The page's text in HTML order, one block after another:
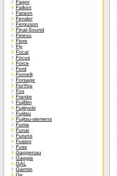
Fagor
Falkon
Faraon
Fender
Ferguson
Final-Sound
Finevu
Fiore
Fly
Focal
Focus
Force
Ford
Fornelli
Forsage
ForYou
Fox
Franke
Fujifilm
Fujiiryoki
Fujitsu
Fujitsu-siemens
Fuma
Funai
Furuno
Fusion
Fuss
Gaggenau
Gaggia
GAL
Garmin
Ge